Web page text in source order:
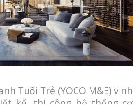
Tuổi Trẻ (YOCO M&E) vinh
kế, thi công hệ thống cơ